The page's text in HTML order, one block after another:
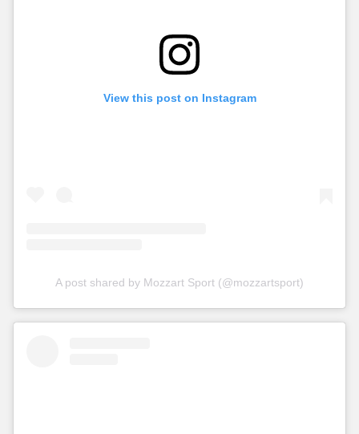
View this post on Instagram
A post shared by Mozzart Sport (@mozzartsport)